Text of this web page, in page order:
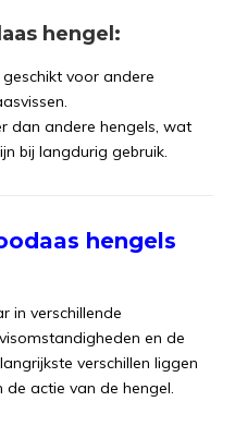
hengel:
geschikt voor andere
dan andere hengels, wat
bij langdurig gebruik.
hengels
in verschillende
en de
verschillen liggen
actie van de hengel.